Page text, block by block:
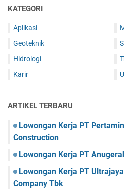
KATEGORI
Aplikasi
Geoteknik
Hidrologi
Karir
ARTIKEL TERBARU
Lowongan Kerja PT
Construction
Lowongan Kerja PT
Lowongan Kerja PT
Company Tbk